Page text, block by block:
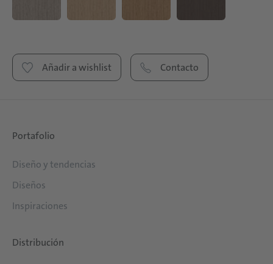
Añadir a wishlist Contacto
Portafolio
Diseño y tendencias
Diseños
Inspiraciones
Distribución